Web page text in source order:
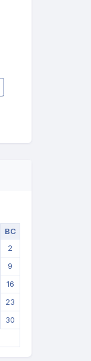
ВС
2
9
16
23
30